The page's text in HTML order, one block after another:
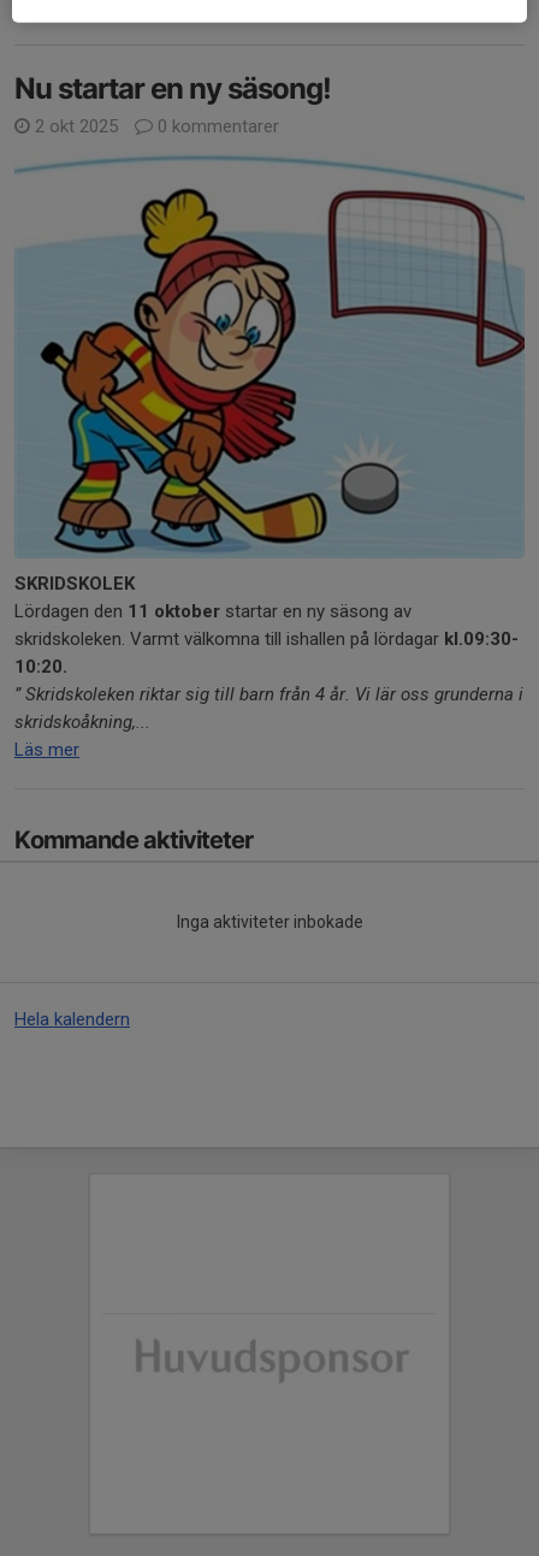
Nu startar en ny säsong!
2 okt 2025 0 kommentarer
SKRIDSKOLEK
Lördagen den 11 oktober startar en ny säsong av
skridskoleken. Varmt välkomna till ishallen på lördagar kl.09:30-
10:20.
” Skridskoleken riktar sig till barn från 4 år. Vi lär oss grunderna i
skridskoåkning,...
Läs mer
Kommande aktiviteter
Inga aktiviteter inbokade
Hela kalendern